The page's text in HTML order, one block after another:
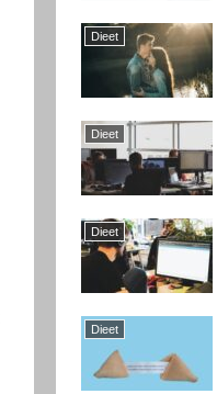
Dieet
Dieet
Dieet
Dieet